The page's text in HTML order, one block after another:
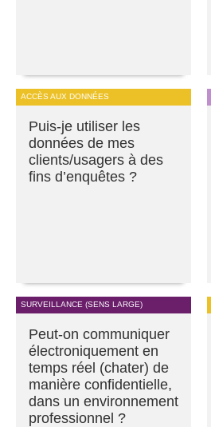
ACCÈS AUX DONNÉES
Puis-je utiliser les
données de mes
clients/usagers à des
fins d’enquêtes ?
SURVEILLANCE (SENS LARGE)
Peut-on communiquer
électroniquement en
temps réel (chater) de
manière confidentielle,
dans un environnement
professionnel ?